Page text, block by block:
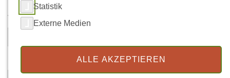
Vorname
Statistik
Externe Medien
ALLE AKZEPTIEREN